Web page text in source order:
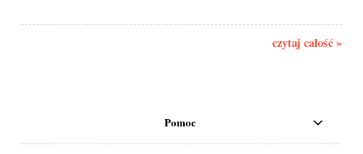
czytaj całość »
Pomoc